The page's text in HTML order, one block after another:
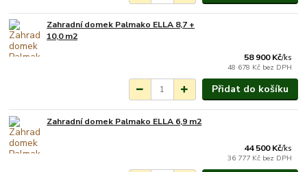
Zahradní domek Palmako ELLA 8,7 +
10,0 m2
58 900 Kč/ks
48 678 Kč bez DPH
Přidat do košíku
Zahradní domek Palmako ELLA 6,9 m2
44 500 Kč/ks
36 777 Kč bez DPH